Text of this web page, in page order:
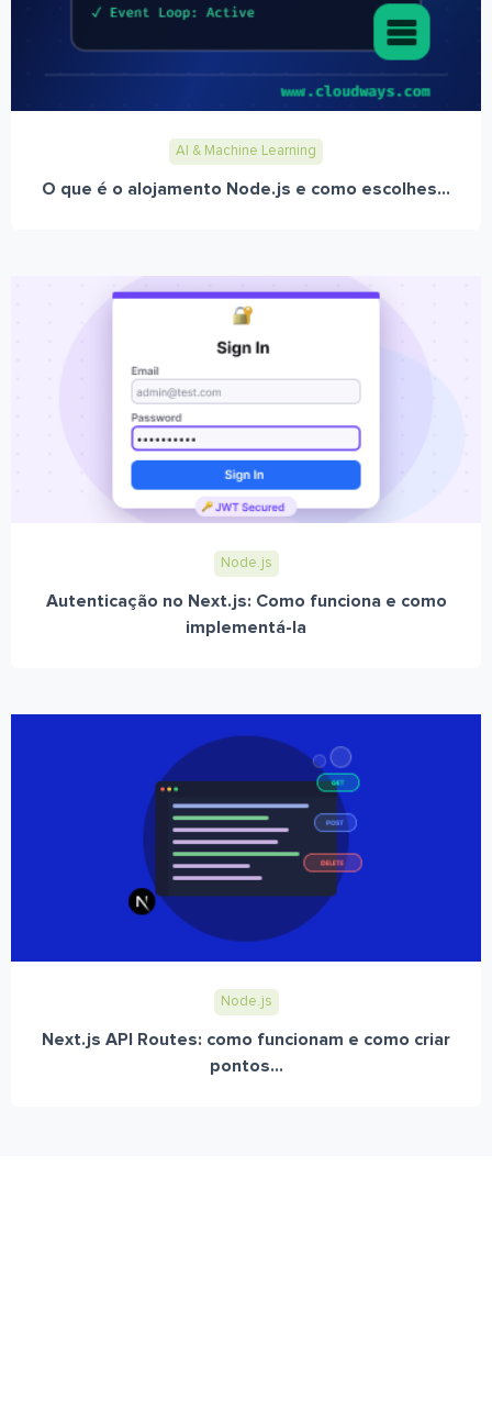
AI & Machine Learning
O que é o alojamento Node.js e como escolhes...
Node.js
Autenticação no Next.js: Como funciona e como
implementá-la
Node.js
Next.js API Routes: como funcionam e como criar
pontos...